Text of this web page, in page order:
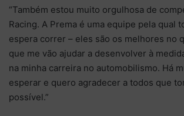
“Também estou muito orgulhosa de
Racing. A Prema é uma equipe pela qual
espera correr – eles são os melhores no
que me vão ajudar a desenvolver à
na minha carreira no automobilismo. Há
esperar e quero agradecer a todos que
possível.”